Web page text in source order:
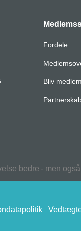
Fordele
Bliv medlem
bedre - men